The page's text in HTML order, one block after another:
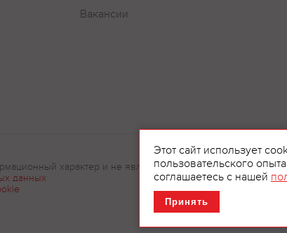
Вакансии
характер и не являются рекламой.
данных
Этот сайт использует
пользовательского
соглашаетесь с нашей
Принять